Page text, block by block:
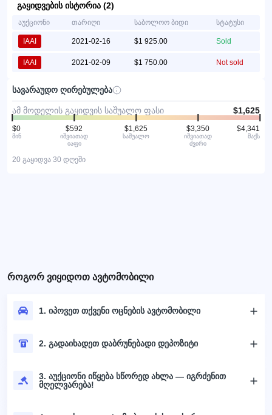
გაყიდვების ისტორია (2)
აუქციონი თარიღი საბოლოო ბიდი სტატუსი
IAAI 2021-02-16 $1 925.00 Sold
IAAI 2021-02-09 $1 750.00 Not sold
სავარაუდო ღირებულება
ამ მოდელის გაყიდვის საშუალო ფასი $1,625
$0
მინ
$592
იშვიათად
იაფი
$1,625
საშუალო
$3,350
იშვიათად
ძვირი
$4,341
მაქს
20 გაყიდვა 30 დღეში
როგორ ვიყიდოთ ავტომობილი
1. იპოვეთ თქვენი ოცნების ავტომობილი
2. გადაიხადეთ დაბრუნებადი დეპოზიტი
3. აუქციონი იწყება სწორედ ახლა — იგრძენით
მღელვარება!